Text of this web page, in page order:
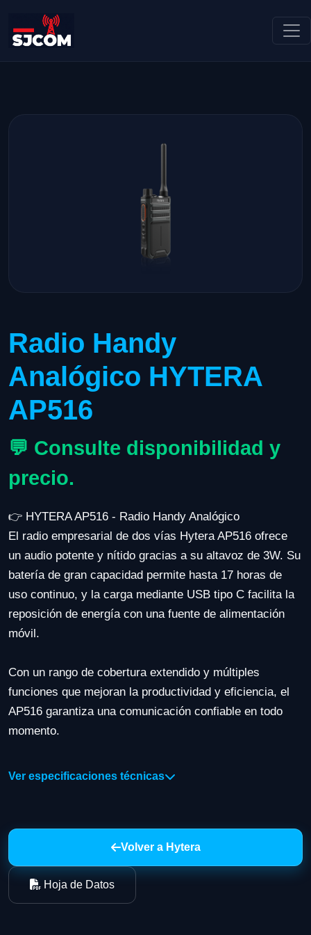
Radio Handy
Analógico HYTERA
AP516
💬 Consulte disponibilidad y
precio.
👉 HYTERA AP516 - Radio Handy Analógico
El radio empresarial de dos vías Hytera AP516 ofrece
un audio potente y nítido gracias a su altavoz de 3W. Su
batería de gran capacidad permite hasta 17 horas de
uso continuo, y la carga mediante USB tipo C facilita la
reposición de energía con una fuente de alimentación
móvil.
Con un rango de cobertura extendido y múltiples
funciones que mejoran la productividad y eficiencia, el
AP516 garantiza una comunicación confiable en todo
momento.
🔹 Capacidad de Canales: 32
🔹 Capacidad de Zonas: 2
🔹 Voltaje de Operación: 3.7V (nominal)
🔹 Batería: 4000mAh (Li-ion)
Ver especificaciones técnicas
Volver a Hytera
Hoja de Datos